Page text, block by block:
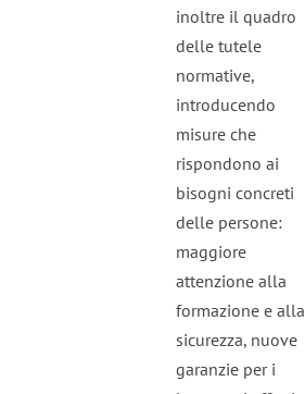
inoltre il quadro
delle tutele
normative,
introducendo
misure che
rispondono ai
bisogni concreti
delle persone:
maggiore
attenzione alla
formazione e alla
sicurezza, nuove
garanzie per i